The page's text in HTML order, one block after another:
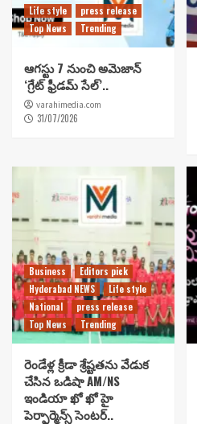
Life style
press release
Top News
Trending
ఆగస్టు 7 నుంచి అమెజాన్
‘గ్రేట్ ఫ్రీడమ్ సేల్’..
varahimedia.com
31/07/2026
Business
Editors pick
Hyderabad NEWS
Life style
National
press release
Top News
Trending
రెండేళ్ల క్రీడా శ్రేష్టతను వేడుక
చేసిన ఒడిషా AM/NS
ఇండియా ఖో ఖో హై
పెర్ఫార్మెన్స్ సెంటర్..